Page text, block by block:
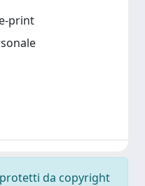
print
da copyright